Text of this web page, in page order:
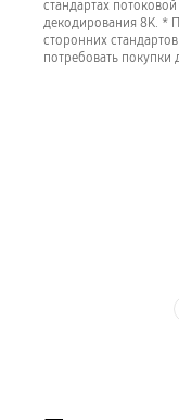
стандартах
декодирования 8K. *
сторонних
потребовать покупки